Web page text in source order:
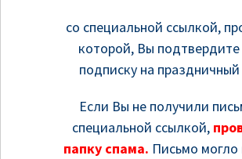
со специальной ссылкой,
которой, Вы
подписку на праздничный
Если Вы не получили
специальной ссылкой,
папку спама. Письмо могло